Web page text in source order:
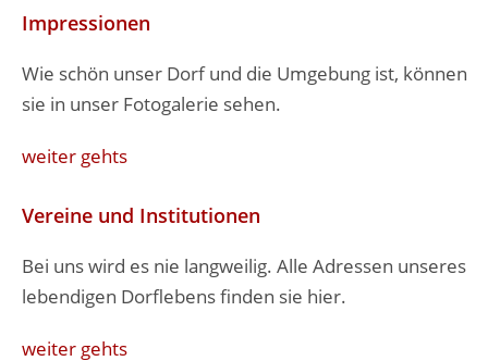
Impressionen
Wie schön unser Dorf und die Umgebung ist, können
sie in unser Fotogalerie sehen.
weiter gehts
Vereine und Institutionen
Bei uns wird es nie langweilig. Alle Adressen unseres
lebendigen Dorflebens finden sie hier.
weiter gehts